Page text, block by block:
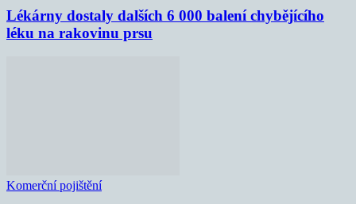
Lékárny dostaly dalších 6 000 balení chybějícího
léku na rakovinu prsu
Komerční pojištění